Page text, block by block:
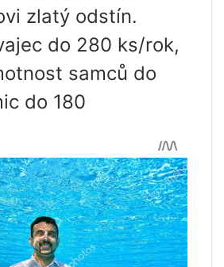
zlatý odstín.
do 280 ks/rok,
samců do
do 180